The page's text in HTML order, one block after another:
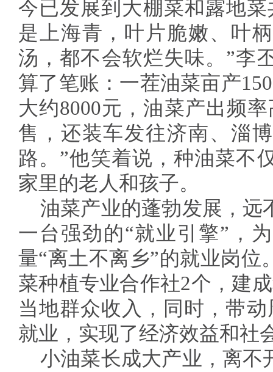
今已发展到大棚菜和露地
是上海青，叶片脆嫩、叶
汤，都不会软烂失味。”李
算了笔账：一茬油菜亩产
大约8000元，油菜产出频
售，还装车发往济南、淄
路。”他笑着说，种油菜不
家里的老人和孩子。
油菜产业的蓬勃发展，远
一台强劲的“就业引擎”，
量“离土不离乡”的就业岗
菜种植专业合作社2个，建
当地群众收入，同时，带
就业，实现了经济效益和社
小油菜长成大产业，离不